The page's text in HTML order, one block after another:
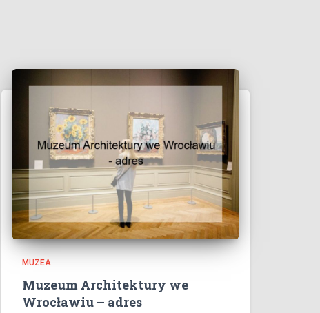
MUZEA
Muzeum Architektury we
Wrocławiu – adres